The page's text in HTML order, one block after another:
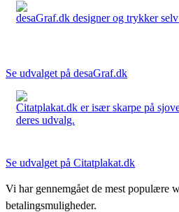
desaGraf.dk designer og trykker
Se udvalget på desaGraf.dk
Citatplakat.dk er især skarpe på
deres udvalg.
Se udvalget på Citatplakat.dk
Vi har gennemgået de mest populære
betalingsmuligheder.